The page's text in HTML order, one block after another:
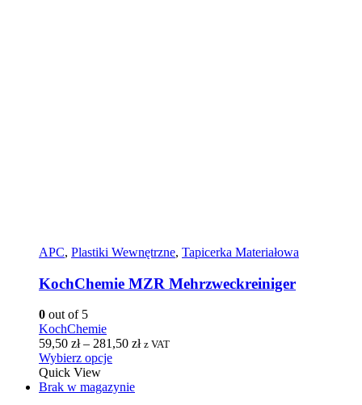
APC, Plastiki Wewnętrzne, Tapicerka Materiałowa
KochChemie MZR Mehrzweckreiniger
0 out of 5
KochChemie
59,50 zł– 281,50 zł z VAT
Wybierz opcje
Quick View
Brak w magazynie